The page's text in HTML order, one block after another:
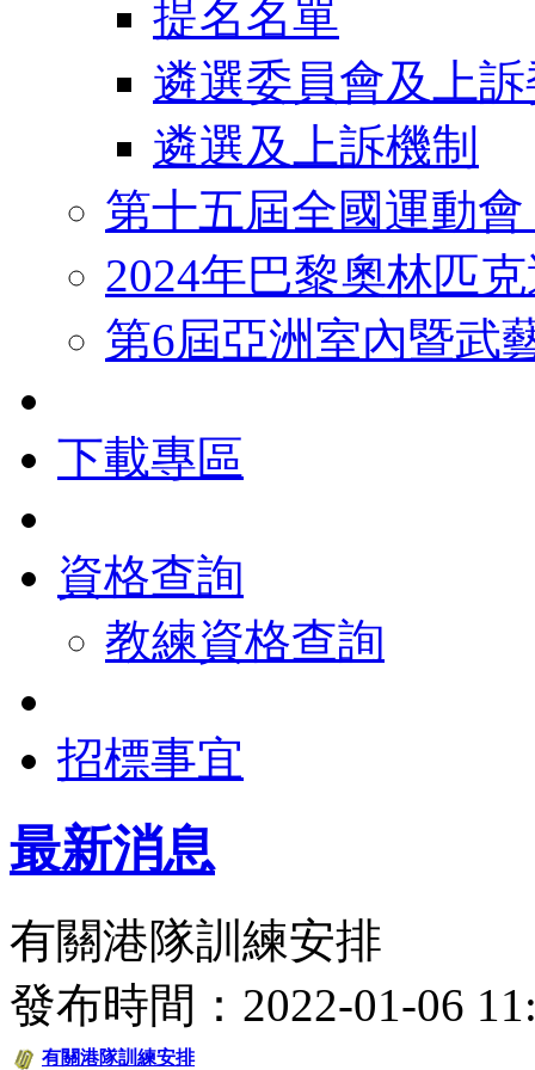
提名名單
遴選委員會及上
遴選及上訴機制
第十五屆全國運動
2024年巴黎奧林匹
第6屆亞洲室內暨武
下載專區
資格查詢
教練資格查詢
招標事宜
最新消息
有關港隊訓練安排
發布時間：2022-01-06
有關港隊訓練安排